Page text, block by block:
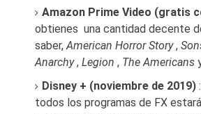
Amazon Prime Video (gratis
obtienes una cantidad decente
saber,American Horror Story,
Anarchy, Legion , The Americans
Disney + (noviembre de 2019)
todos los programas de FX